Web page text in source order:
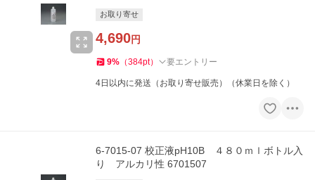
お取り寄せ
4,690円
9% （384pt） 要エントリー
4日以内に発送（お取り寄せ販売）（休業日を除く）
6-7015-07 校正液pH10B ４８０ｍｌボトル入
り アルカリ性 6701507